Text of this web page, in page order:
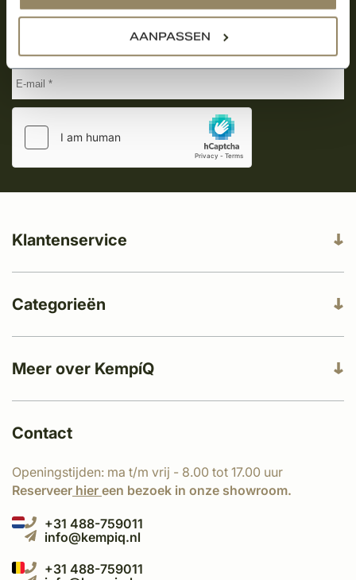
AANPASSEN
Aanmelden voor de nieuwsbrief
Meer over KempíQ
Klantenservice
Categorieën
Contact
Openingstijden: ma t/m vrij - 8.00 tot 17.00 uur
Reserveer hier een bezoek in onze showroom.
+31 488-759011
info@kempiq.nl
+31 488-759011